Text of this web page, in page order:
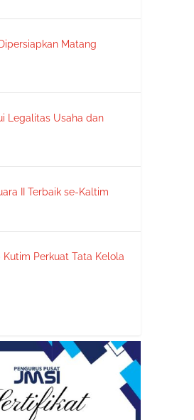
Matang
Legalitas Usaha dan
II Terbaik se-Kaltim
Perkuat Tata Kelola